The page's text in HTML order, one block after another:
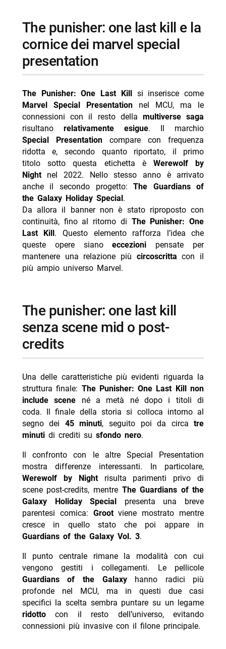
- Ascolti TV 6 agosto 2026: vince Battiti Live
- Un’estate ai Caraibi stasera su Rete 4: trama e cast
- Mbappé ed Ester Expósito coppia dell’estate 2026?
Chiatti
- Cecilia Rodriguez incinta? Moser scatena i rumors
the punisher: one last kill e la
cornice dei marvel special
presentation
The Punisher: One Last Kill
si inserisce come
Marvel Special Presentationnel MCU, ma le
connessioni con il resto della multiverse saga
risultano relativamente esigue. Il marchio
Special Presentationcompare con frequenza
ridotta e, secondo quanto riportato, il primo
titolo sotto questa etichetta è Werewolf by
Nightnel 2022. Nello stesso anno è arrivato
anche il secondo progetto:The Guardians of
the Galaxy Holiday Special .
Da allora il banner non è stato riproposto con
continuità, fino al ritorno di The Punisher: One
Last Kill . Questo elemento rafforza l’idea che
queste opere sianoeccezioni pensate per
mantenere una relazione più circoscritta con il
più ampio universo Marvel.
the punisher: one last kill
senza scene mid o post-
credits
Una delle caratteristiche più evidenti riguarda la
struttura finale: The Punisher: One Last Kill non
include scene né a metà né dopo i titoli di
coda. Il finale della storia si colloca intorno al
segno dei 45 minuti, seguito poi da circatre
minutidi crediti su sfondo nero.
Il confronto con le altre Special Presentation
mostra differenze interessanti. In particolare,
Werewolf by Nightrisulta parimenti privo di
scene post-credits, mentre The Guardians of the
Galaxy Holiday Special presenta una breve
parentesi comica: Grootviene mostrato mentre
cresce in quello stato che poi appare in
Guardians of the Galaxy Vol. 3.
Il punto centrale rimane la modalità con cui
vengono gestiti i collegamenti. Le pellicole
Guardians of the Galaxyhanno radici più
profonde nel MCU, ma in questi due casi
specifici la scelta sembra puntare su un legame
ridottocon il resto dell’universo, evitando
connessioni più invasive con il filone principale.